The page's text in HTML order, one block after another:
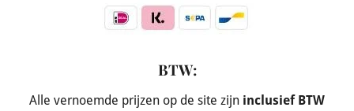
BTW:
Alle vernoemde prijzen op de site zijn inclusief BTW